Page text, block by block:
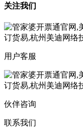
关注我们
用户客服
伙伴咨询
联系我们